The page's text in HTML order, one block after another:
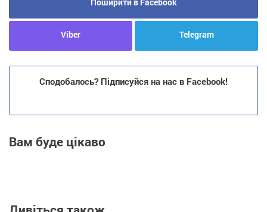
Viber Telegram
Сподобалось? Підписуйся на нас в Facebook!
Вам буде цікаво